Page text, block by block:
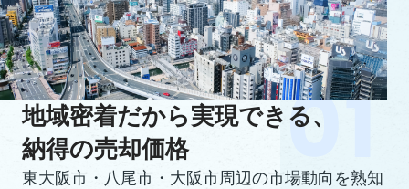
地域密着だから実現できる、
納得の売却価格
東大阪市・八尾市・大阪市周辺の市場動向を熟知